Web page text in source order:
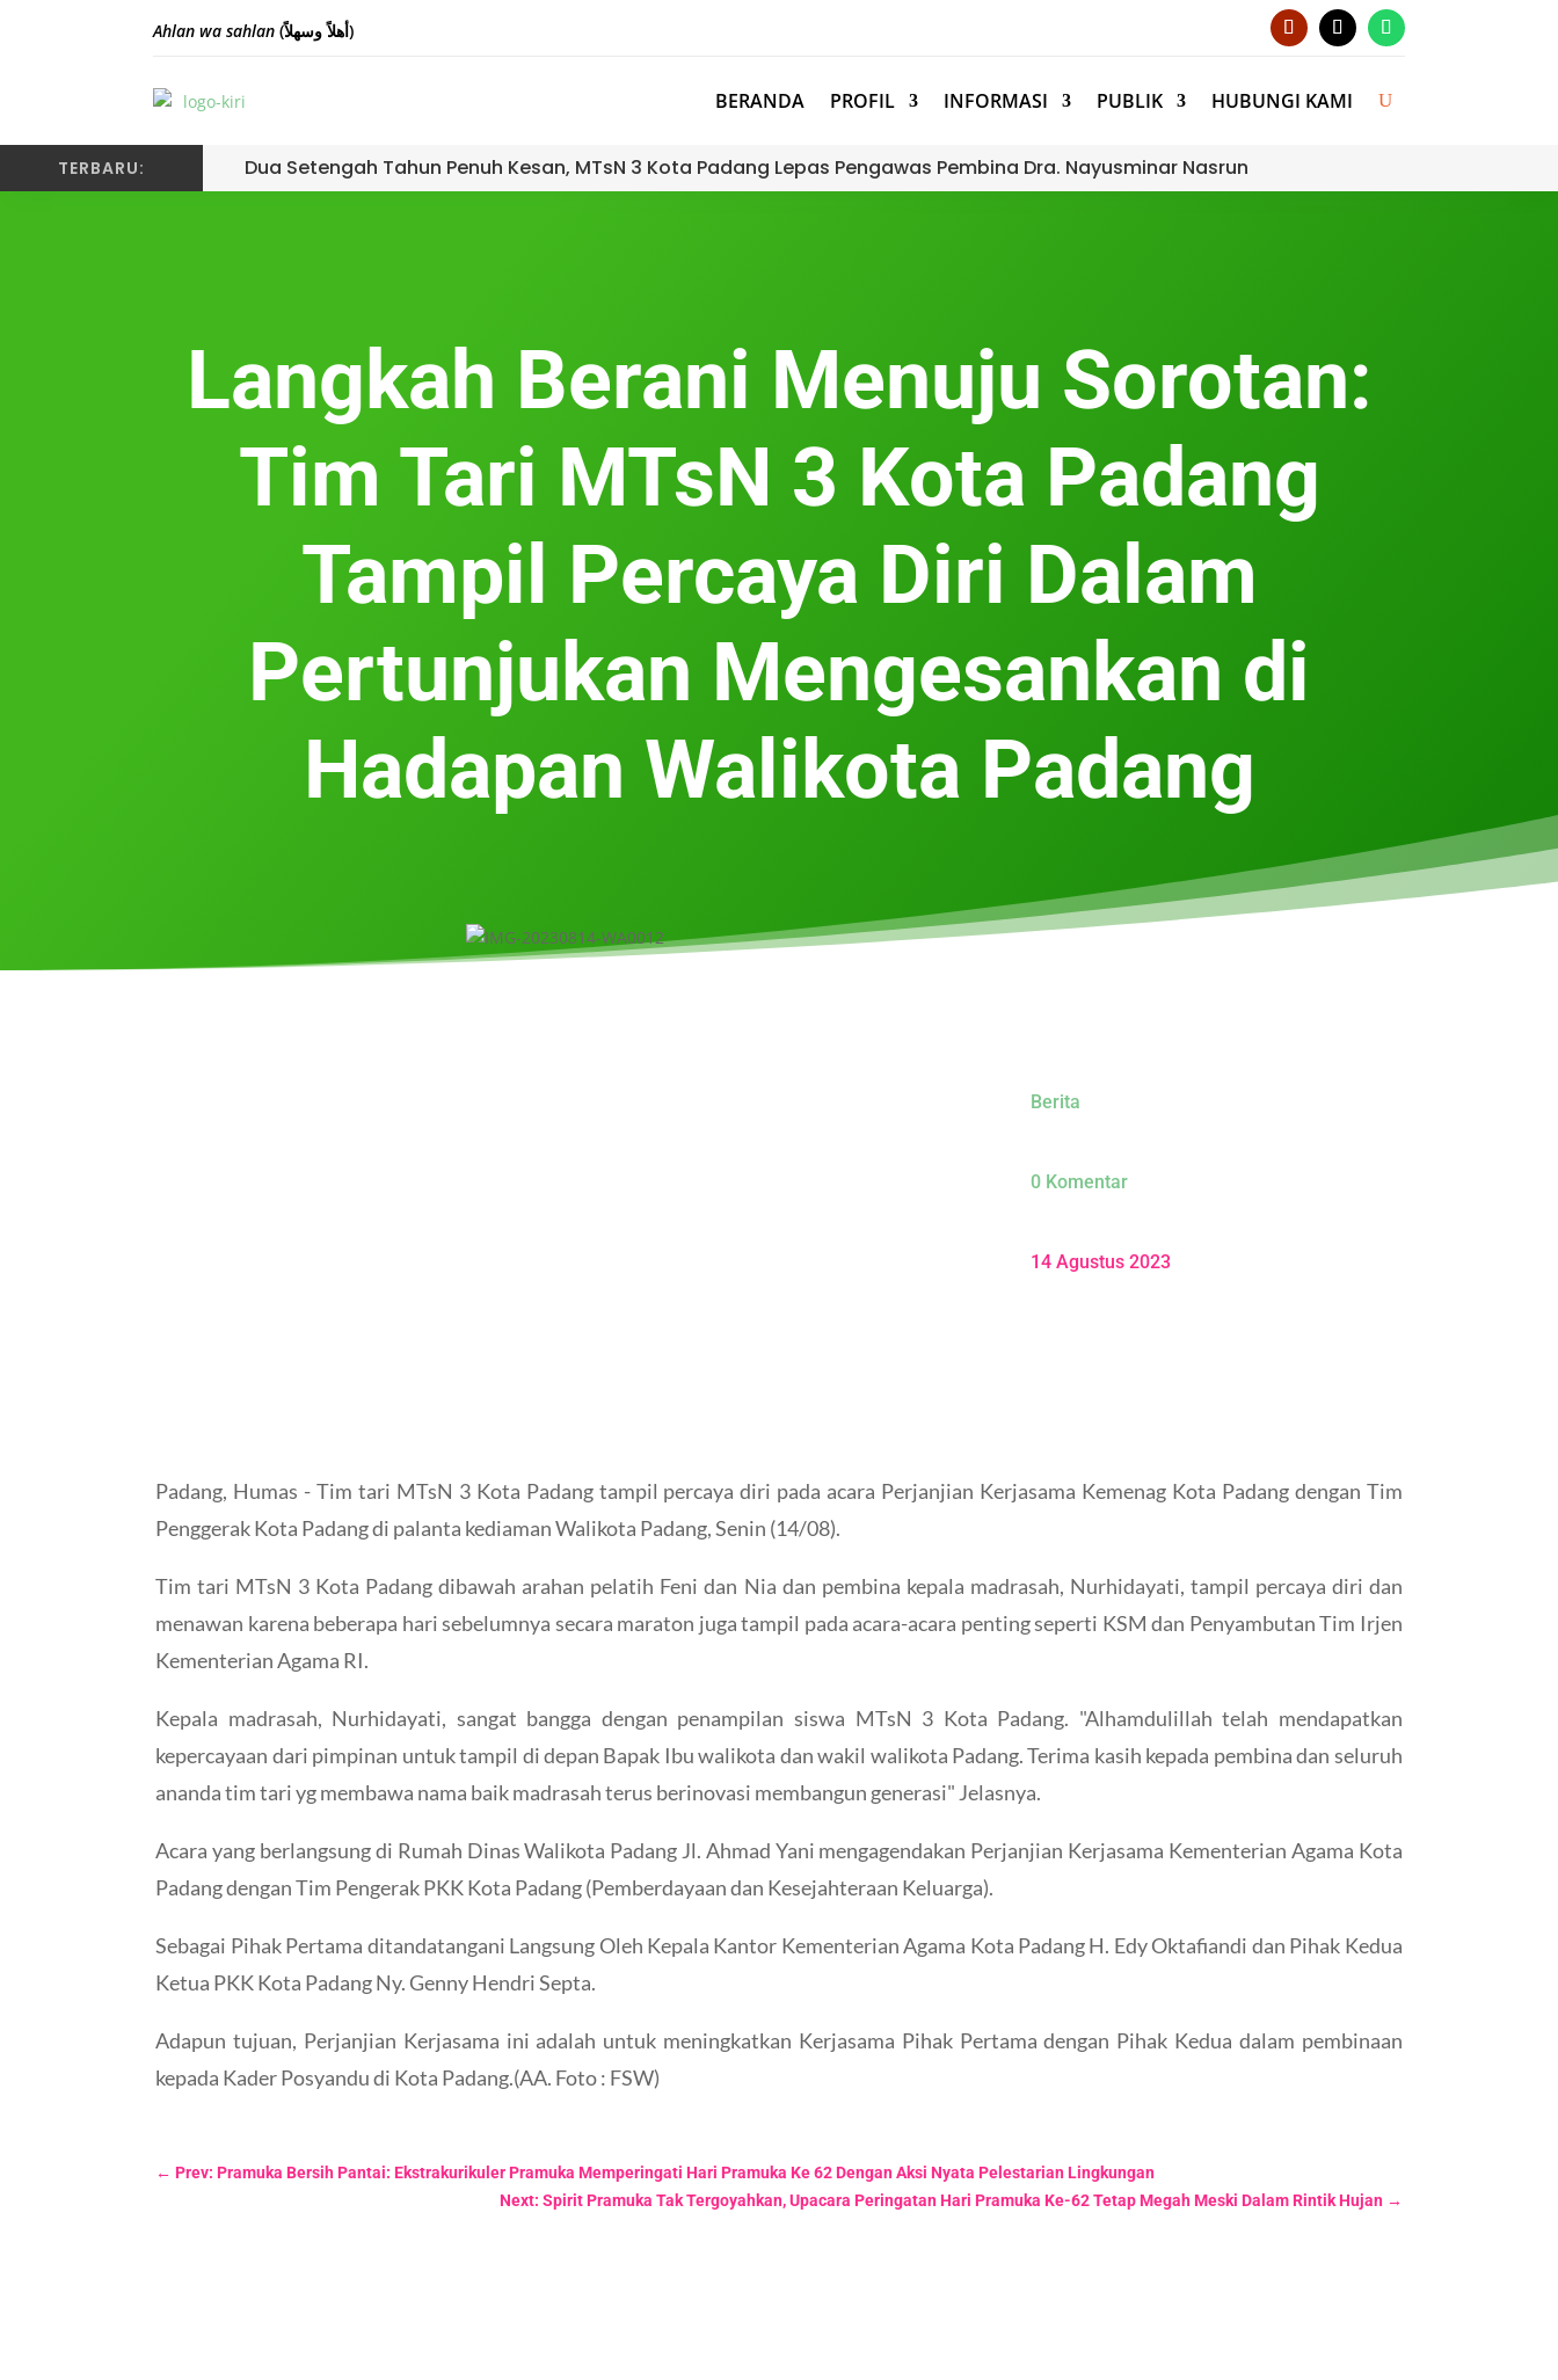
Ahlan wa sahlan (أهلاً وسهلاً)
BERANDA PROFIL INFORMASI PUBLIK HUBUNGI KAMI
TERBARU: Dua Setengah Tahun Penuh Kesan, MTsN 3 Kota Padang Lepas Pengawas Pembina Dra. Nayusminar Nasrun
Langkah Berani Menuju Sorotan:
Tim Tari MTsN 3 Kota Padang
Tampil Percaya Diri Dalam
Pertunjukan Mengesankan di
Hadapan Walikota Padang
Berita
0 Komentar
14 Agustus 2023
Padang, Humas - Tim tari MTsN 3 Kota Padang tampil percaya diri pada acara Perjanjian Kerjasama Kemenag Kota Padang dengan Tim
Penggerak Kota Padang di palanta kediaman Walikota Padang, Senin (14/08).
Tim tari MTsN 3 Kota Padang dibawah arahan pelatih Feni dan Nia dan pembina kepala madrasah, Nurhidayati, tampil percaya diri dan
menawan karena beberapa hari sebelumnya secara maraton juga tampil pada acara-acara penting seperti KSM dan Penyambutan Tim Irjen
Kementerian Agama RI.
Kepala madrasah, Nurhidayati, sangat bangga dengan penampilan siswa MTsN 3 Kota Padang. "Alhamdulillah telah mendapatkan
kepercayaan dari pimpinan untuk tampil di depan Bapak Ibu walikota dan wakil walikota Padang. Terima kasih kepada pembina dan seluruh
ananda tim tari yg membawa nama baik madrasah terus berinovasi membangun generasi" Jelasnya.
Acara yang berlangsung di Rumah Dinas Walikota Padang Jl. Ahmad Yani mengagendakan Perjanjian Kerjasama Kementerian Agama Kota
Padang dengan Tim Pengerak PKK Kota Padang (Pemberdayaan dan Kesejahteraan Keluarga).
Sebagai Pihak Pertama ditandatangani Langsung Oleh Kepala Kantor Kementerian Agama Kota Padang H. Edy Oktafiandi dan Pihak Kedua
Ketua PKK Kota Padang Ny. Genny Hendri Septa.
Adapun tujuan, Perjanjian Kerjasama ini adalah untuk meningkatkan Kerjasama Pihak Pertama dengan Pihak Kedua dalam pembinaan
kepada Kader Posyandu di Kota Padang.(AA. Foto : FSW)
←Prev: Pramuka Bersih Pantai: Ekstrakurikuler Pramuka Memperingati Hari Pramuka Ke 62 Dengan Aksi Nyata Pelestarian Lingkungan
Next: Spirit Pramuka Tak Tergoyahkan, Upacara Peringatan Hari Pramuka Ke-62 Tetap Megah Meski Dalam Rintik Hujan→